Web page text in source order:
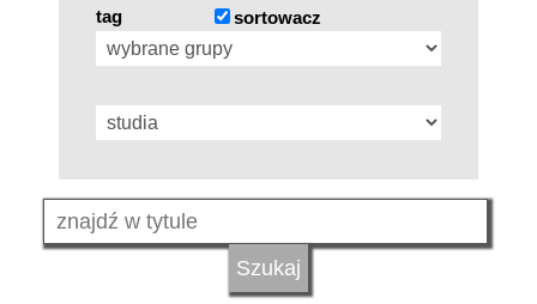
tag sortowacz